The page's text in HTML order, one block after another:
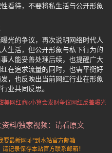
看待，不要将私生活与公开形象
光的争议，再次说明网络时代人
生活，但公开形象与私下行为的
人能妥善处理后续，也提醒广大
在追求流量的同时，也需平衡好
，也反映出当前网红行业在形象
业共同反思。
美网红商k小算会发财争议 网红反差曝光
料/独家视频：请看原文
要最新网址”到本站官方邮箱
记录保存本站官方联系邮箱！